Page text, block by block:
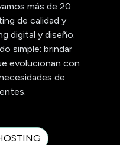
más de 20
de calidad y
digital y diseño.
simple: brindar
evolucionan con
de